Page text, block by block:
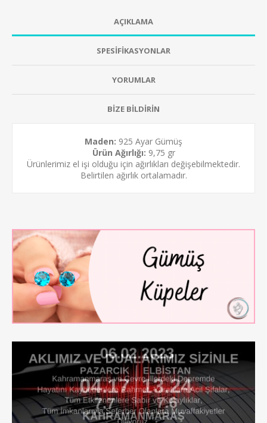
AÇIKLAMA
SPESİFİKASYONLAR
YORUMLAR
BİZE BİLDİRİN
Maden: 925 Ayar Gümüş
Ürün Ağırlığı: 9,75 gr
Ürünlerimiz el işi olduğu için ağırlıkları değişebilmektedir.
Belirtilen ağırlık ortalamadır.